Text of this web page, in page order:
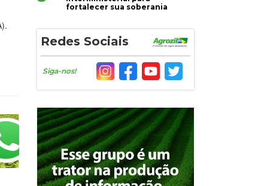
fortalecer sua soberania
Redes Sociais
Siga-nos!